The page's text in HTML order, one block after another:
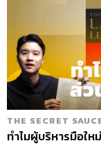
THE SECRET
ทำไมผู้บริหารมือใ